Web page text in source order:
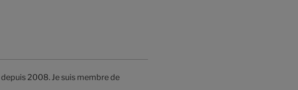
depuis 2008. Je suis membre de